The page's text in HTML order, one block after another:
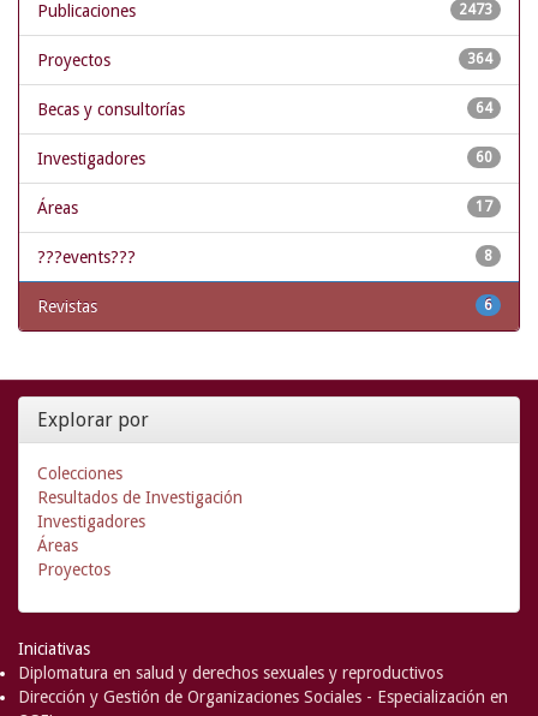
2473
Publicaciones
364
Proyectos
64
Becas y consultorías
60
Investigadores
17
Áreas
8
???events???
6
Revistas
Explorar por
Colecciones
Resultados de Investigación
Investigadores
Áreas
Proyectos
Iniciativas
Diplomatura en salud y derechos sexuales y reproductivos
Dirección y Gestión de Organizaciones Sociales - Especialización en